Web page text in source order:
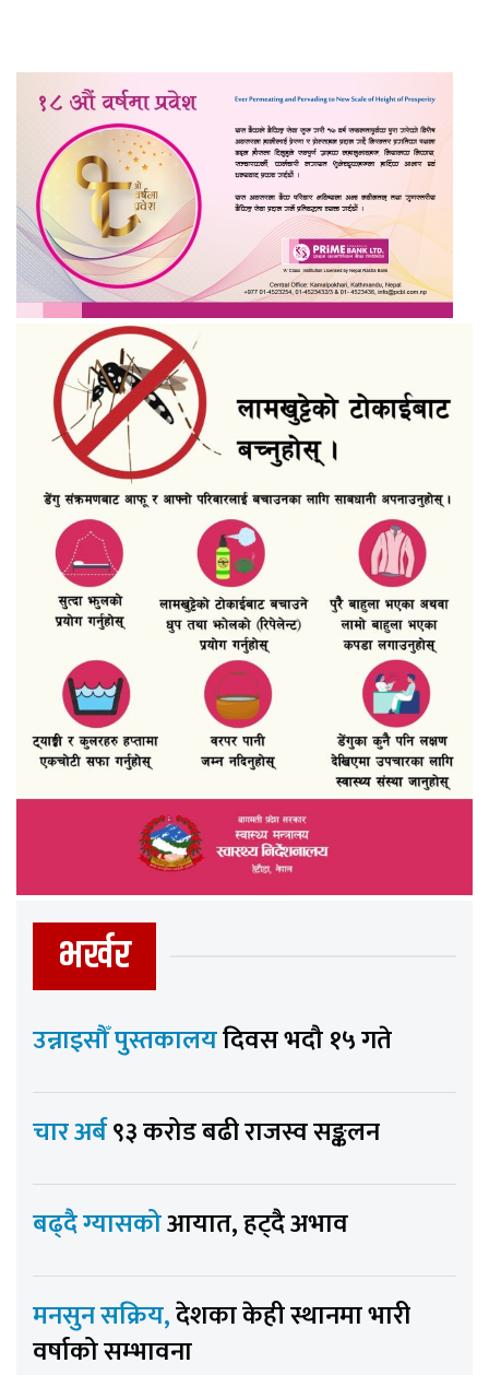
भर्खर
उन्नाइसौँ पुस्तकालयदिवस भदौ १५ गते
चार अर्ब९३ करोड बढी राजस्व सङ्कलन
बढ्दै ग्यासकोआयात, हट्दै अभाव
मनसुन सक्रिय,देशका केही स्थानमा भारी
वर्षाको सम्भावना